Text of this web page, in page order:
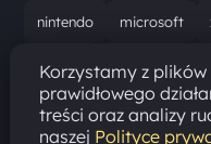
nintendo microsoft
solucja marathon
resident evil requiem
Korzystamy z
prawidłowego
treści oraz analizy
naszej Polityce